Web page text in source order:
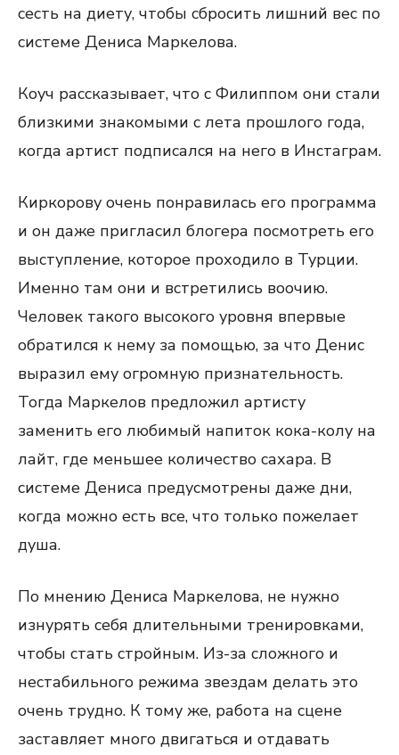
сесть на диету, чтобы сбросить лишний вес по
системе Дениса Маркелова.
Коуч рассказывает, что с Филиппом они стали
близкими знакомыми с лета прошлого года,
когда артист подписался на него в Инстаграм.
Киркорову очень понравилась его программа
и он даже пригласил блогера посмотреть его
выступление, которое проходило в Турции.
Именно там они и встретились воочию.
Человек такого высокого уровня впервые
обратился к нему за помощью, за что Денис
выразил ему огромную признательность.
Тогда Маркелов предложил артисту
заменить его любимый напиток кока-колу на
лайт, где меньшее количество сахара. В
системе Дениса предусмотрены даже дни,
когда можно есть все, что только пожелает
душа.
По мнению Дениса Маркелова, не нужно
изнурять себя длительными тренировками,
чтобы стать стройным. Из-за сложного и
нестабильного режима звездам делать это
очень трудно. К тому же, работа на сцене
заставляет много двигаться и отдавать